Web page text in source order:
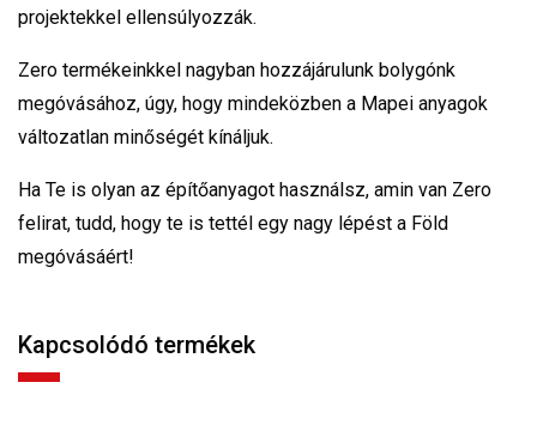
projektekkel ellensúlyozzák.
Zero termékeinkkel nagyban hozzájárulunk bolygónk
megóvásához, úgy, hogy mindeközben a Mapei anyagok
változatlan minőségét kínáljuk.
Ha Te is olyan az építőanyagot használsz, amin van Zero
felirat, tudd, hogy te is tettél egy nagy lépést a Föld
megóvásáért!
Kapcsolódó termékek